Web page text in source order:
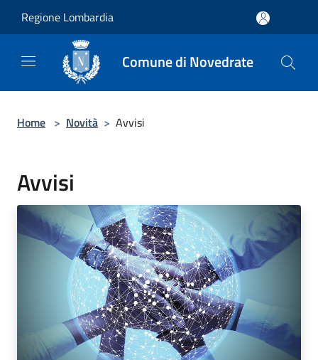
Regione Lombardia
Comune di Novedrate
Home > Novità > Avvisi
Avvisi